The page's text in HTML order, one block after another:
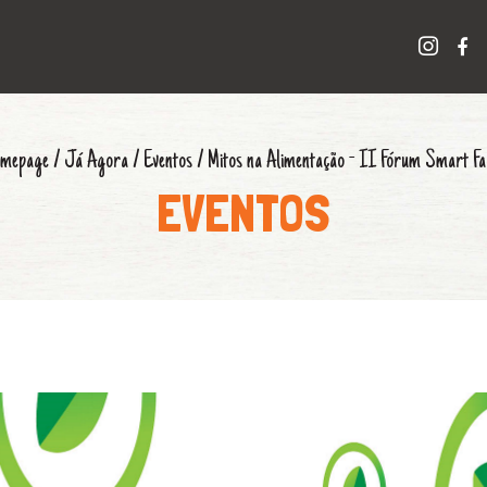
/ Já Agora/ Eventos/ Mitos na Alimentação - II Fórum Smart
EVENTOS